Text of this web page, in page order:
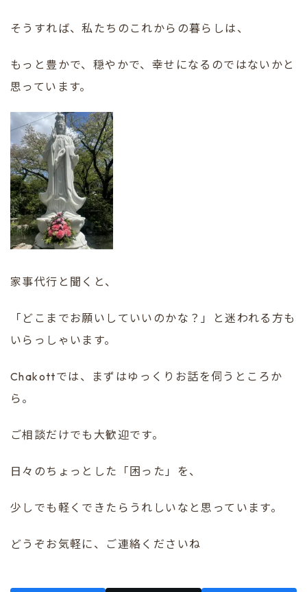
そうすれば、私たちのこれからの暮らしは、
もっと豊かで、穏やかで、幸せになるのではないかと
思っています。
家事代行と聞くと、
「どこまでお願いしていいのかな？」と迷われる方も
いらっしゃいます。
Chakottでは、まずはゆっくりお話を伺うところか
ら。
ご相談だけでも大歓迎です。
日々のちょっとした「困った」を、
少しでも軽くできたらうれしいなと思っています。
どうぞお気軽に、ご連絡くださいね